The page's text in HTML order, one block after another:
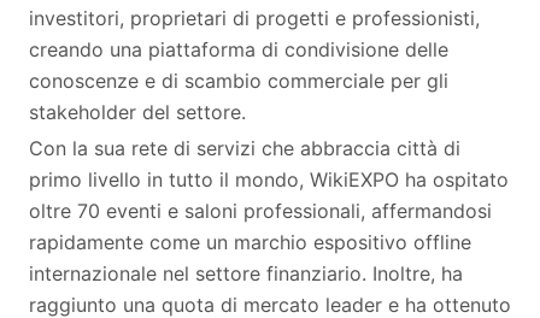
investitori, proprietari di progetti e professionisti,
creando una piattaforma di condivisione delle
conoscenze e di scambio commerciale per gli
stakeholder del settore.
Con la sua rete di servizi che abbraccia città di
primo livello in tutto il mondo, WikiEXPO ha ospitato
oltre 70 eventi e saloni professionali, affermandosi
rapidamente come un marchio espositivo offline
internazionale nel settore finanziario. Inoltre, ha
raggiunto una quota di mercato leader e ha ottenuto